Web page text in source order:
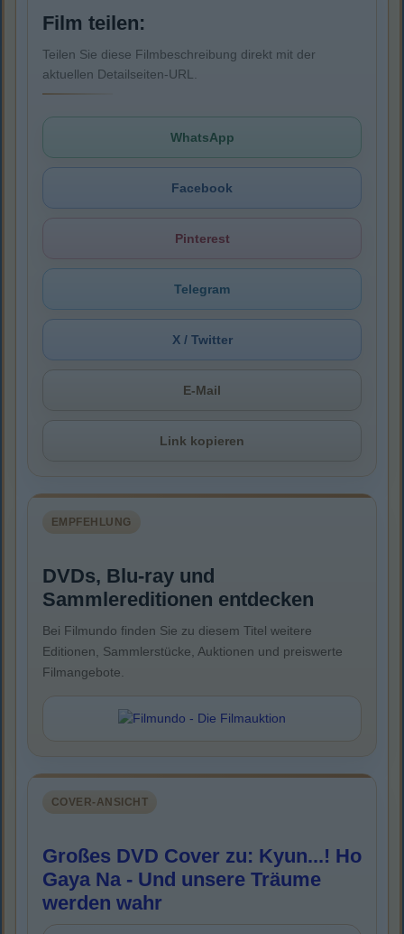
Film teilen:
Teilen Sie diese Filmbeschreibung direkt mit der
aktuellen Detailseiten-URL.
WhatsApp
Facebook
Pinterest
Telegram
X / Twitter
E-Mail
Link kopieren
EMPFEHLUNG
DVDs, Blu-ray und
Sammlereditionen entdecken
Bei Filmundo finden Sie zu diesem Titel weitere
Editionen, Sammlerstücke, Auktionen und preiswerte
Filmangebote.
COVER-ANSICHT
Großes DVD Cover zu: Kyun...! Ho
Gaya Na - Und unsere Träume
werden wahr